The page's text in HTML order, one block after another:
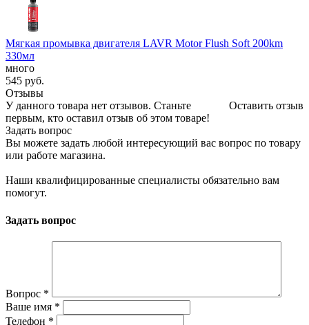
Мягкая промывка двигателя LAVR Motor Flush Soft 200km
330мл
много
545 руб.
Отзывы
Оставить отзыв
У данного товара нет отзывов. Станьте
первым, кто оставил отзыв об этом товаре!
Задать вопрос
Вы можете задать любой интересующий вас вопрос по товару
или работе магазина.
Наши квалифицированные специалисты обязательно вам
помогут.
Задать вопрос
Вопрос *
Ваше имя *
Телефон *